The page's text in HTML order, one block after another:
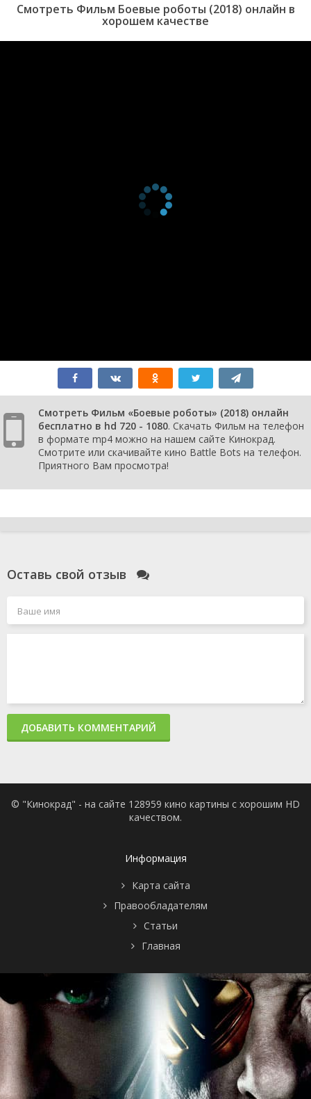
Смотреть Фильм Боевые роботы (2018) онлайн в
хорошем качестве
Смотреть Фильм «Боевые роботы» (2018) онлайн
бесплатно в hd 720 - 1080. Скачать Фильм на телефон
в формате mp4 можно на нашем сайте Кинокрад.
Смотрите или скачивайте кино Battle Bots на телефон.
Приятного Вам просмотра!
Оставь свой отзыв
ДОБАВИТЬ КОММЕНТАРИЙ
© "Кинокрад" - на сайте 128959 кино картины с хорошим HD
качеством.
Информация
Карта сайта
Правообладателям
Статьи
Главная